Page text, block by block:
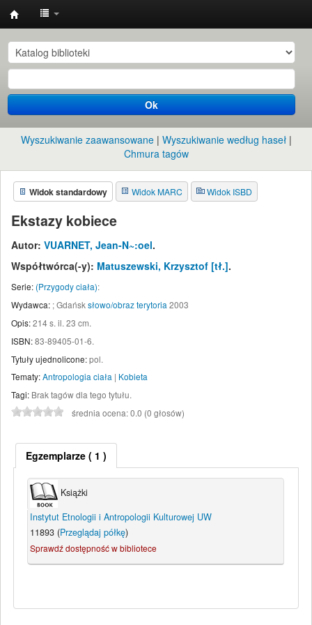
Instytut
Etnologii
i
Antropologii
Kulturowej
UW
Ok
Wyszukiwanie zaawansowane
Wyszukiwanie według haseł
Chmura tagów
Widok standardowy Widok MARC Widok ISBD
Ekstazy kobiece
Autor: VUARNET, Jean-N~:oel.
Współtwórca(-y): Matuszewski, Krzysztof [tł.].
Serie:(Przygody ciała):
Wydawca: ;Gdańsksłowo/obraz terytoria 2003
Opis:214 s. il. 23 cm.
ISBN:83-89405-01-6.
Tytuły ujednolicone:pol.
Tematy:Antropologia ciała | Kobieta
Tagi: Brak tagów dla tego tytułu.
średnia ocena: 0.0 (0 głosów)
Egzemplarze( 1 )
Książki
Instytut Etnologii i Antropologii Kulturowej UW
11893 (Przeglądaj półkę)
Sprawdź dostępność w bibliotece